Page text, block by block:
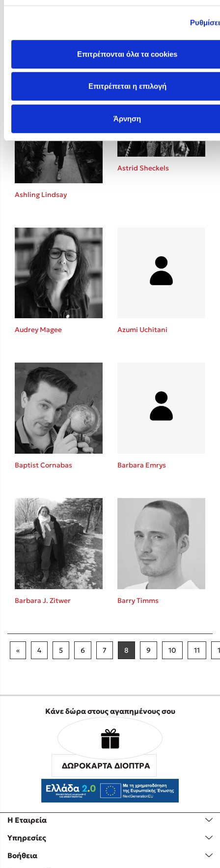
Επιτρέπονται όλα τα cookies
Επιτρέπεται η επιλογή
Άρνηση
Ashling Lindsay
Astrid Sheckels
Audrey Magee Azumi Uchitani
Baptist Cornabas Barbara Emrys
Barbara J. Zitwer Barry Timms
« 4 5 6 7 8 9 10 11
Η Εταιρεία
Υπηρεσίες
Βοήθεια
Κάνε δώρα στους αγαπημένους σου
ΔΩΡΟΚΑΡΤΑ ΔΙΟΠΤΡΑ